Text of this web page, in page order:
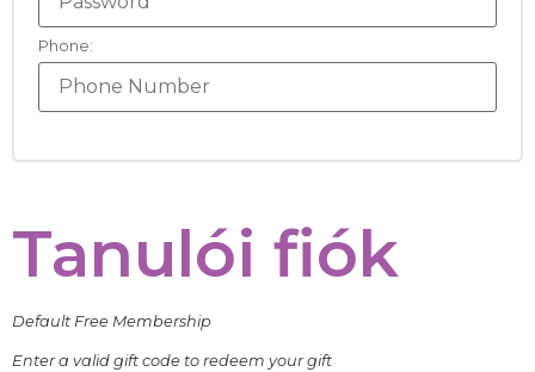
Phone:
Tanulói fiók
Default Free Membership
Enter a valid gift code to redeem your gift